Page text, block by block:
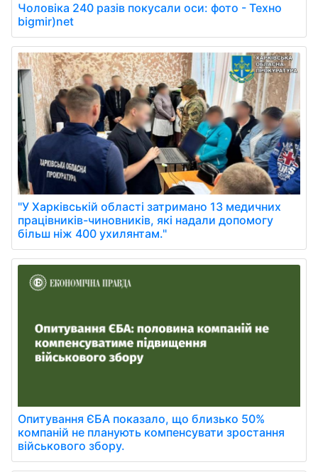
Чоловіка 240 разів покусали оси: фото - Техно
bigmir)net
"У Харківській області затримано 13 медичних
працівників-чиновників, які надали допомогу
більш ніж 400 ухилянтам."
Опитування ЄБА показало, що близько 50%
компаній не планують компенсувати зростання
військового збору.